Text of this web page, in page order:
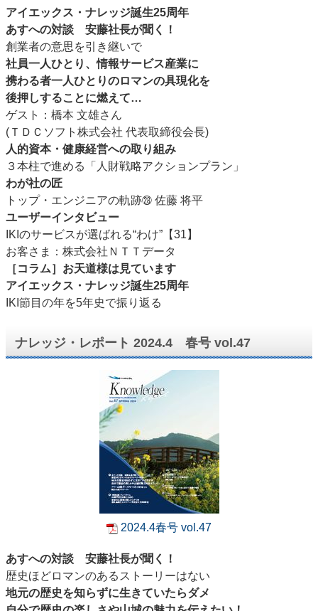
アイエックス・ナレッジ誕生25周年
あすへの対談 安藤社長が聞く！
創業者の意思を引き継いで
社員一人ひとり、情報サービス産業に
携わる者一人ひとりのロマンの具現化を
後押しすることに燃えて…
ゲスト：橋本 文雄さん
(ＴＤＣソフト株式会社 代表取締役会長)
人的資本・健康経営への取り組み
３本柱で進める「人財戦略アクションプラン」
わが社の匠
トップ・エンジニアの軌跡㉘ 佐藤 将平
ユーザーインタビュー
IKIのサービスが選ばれる“わけ”【31】
お客さま：株式会社ＮＴＴデータ
［コラム］お天道様は見ています
アイエックス・ナレッジ誕生25周年
IKI節目の年を5年史で振り返る
ナレッジ・レポート 2024.4 春号 vol.47
2024.4春号 vol.47
あすへの対談 安藤社長が聞く！
歴史ほどロマンのあるストーリーはない
地元の歴史を知らずに生きていたらダメ